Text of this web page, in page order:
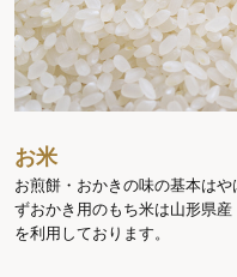
お米
お煎餅・おかきの味の基本は
ずおかき用のもち米は山形県
を利用しております。